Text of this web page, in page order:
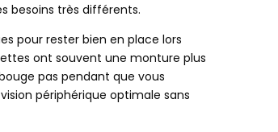
besoins très différents.
pour rester bien en place lors
ont souvent une monture plus
pas pendant que vous
périphérique optimale sans